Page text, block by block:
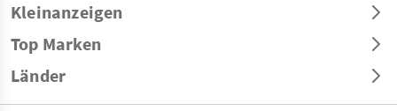
Kleinanzeigen
Top Marken
Länder